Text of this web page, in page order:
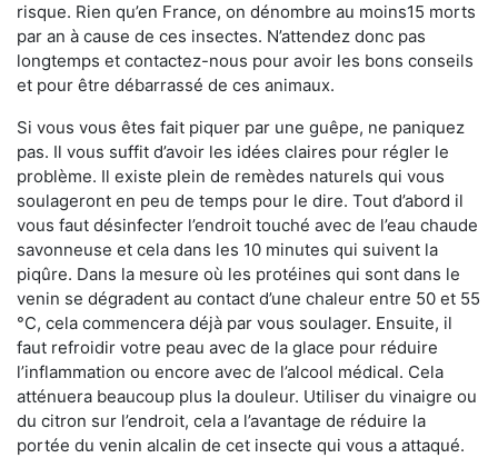
risque. Rien qu’en France, on dénombre au moins15 morts
par an à cause de ces insectes. N’attendez donc pas
longtemps et contactez-nous pour avoir les bons conseils
et pour être débarrassé de ces animaux.
Si vous vous êtes fait piquer par une guêpe, ne paniquez
pas. Il vous suffit d’avoir les idées claires pour régler le
problème. Il existe plein de remèdes naturels qui vous
soulageront en peu de temps pour le dire. Tout d’abord il
vous faut désinfecter l’endroit touché avec de l’eau chaude
savonneuse et cela dans les 10 minutes qui suivent la
piqûre. Dans la mesure où les protéines qui sont dans le
venin se dégradent au contact d’une chaleur entre 50 et 55
°C, cela commencera déjà par vous soulager. Ensuite, il
faut refroidir votre peau avec de la glace pour réduire
l’inflammation ou encore avec de l’alcool médical. Cela
atténuera beaucoup plus la douleur. Utiliser du vinaigre ou
du citron sur l’endroit, cela a l’avantage de réduire la
portée du venin alcalin de cet insecte qui vous a attaqué.